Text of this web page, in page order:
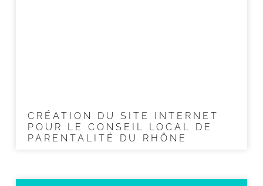
CRÉATION DU SITE INTERNET
POUR LE CONSEIL LOCAL DE
PARENTALITÉ DU RHÔNE